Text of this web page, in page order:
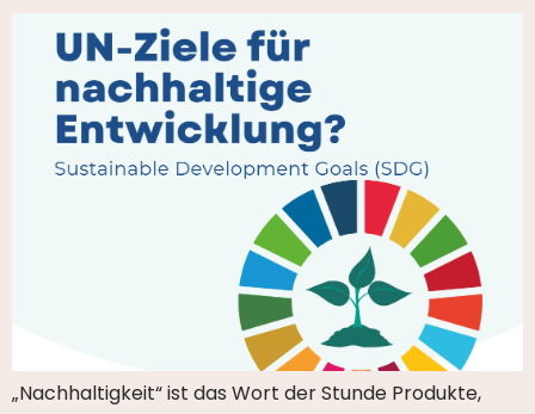
„Nachhaltigkeit“ ist das Wort der Stunde Produkte,